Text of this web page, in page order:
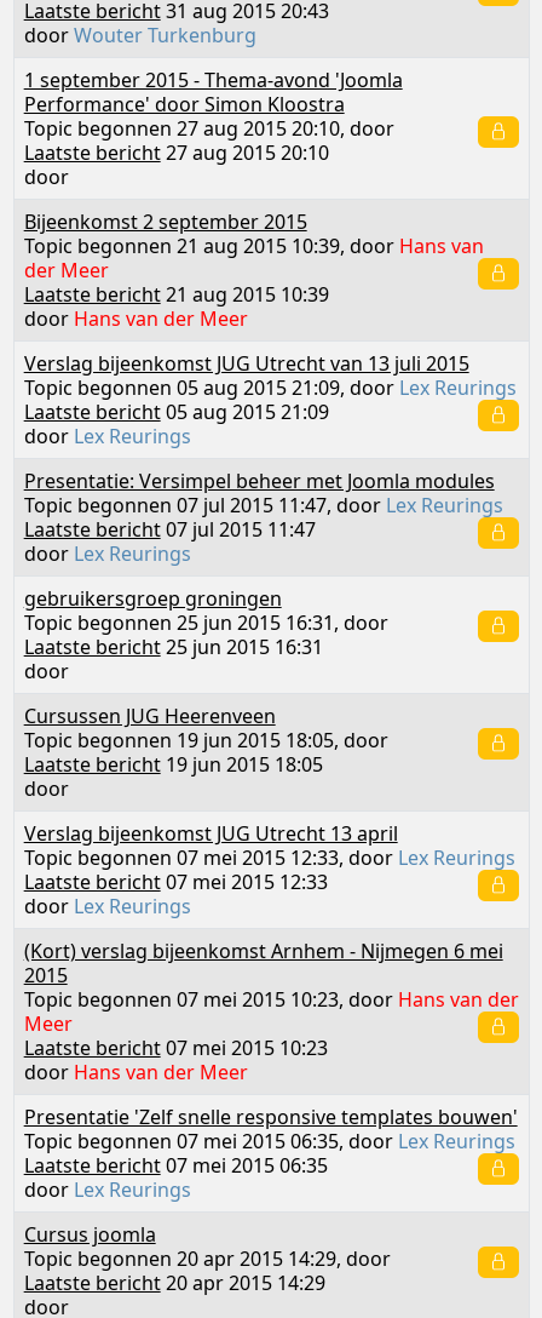
Laatste bericht31 aug 2015 20:43
doorWouter Turkenburg
1 september 2015 - Thema-avond 'Joomla
Performance' door Simon Kloostra
Topic begonnen 27 aug 2015 20:10, door
Laatste bericht27 aug 2015 20:10
door
Bijeenkomst 2 september 2015
Topic begonnen 21 aug 2015 10:39, door Hans van
der Meer
Laatste bericht21 aug 2015 10:39
door Hans van der Meer
Verslag bijeenkomst JUG Utrecht van 13 juli 2015
Topic begonnen 05 aug 2015 21:09, door Lex Reurings
Laatste bericht05 aug 2015 21:09
door Lex Reurings
Presentatie: Versimpel beheer met Joomla modules
Topic begonnen 07 jul 2015 11:47, door Lex Reurings
Laatste bericht07 jul 2015 11:47
door Lex Reurings
gebruikersgroep groningen
Topic begonnen 25 jun 2015 16:31, door
Laatste bericht25 jun 2015 16:31
door
Cursussen JUG Heerenveen
Topic begonnen 19 jun 2015 18:05, door
Laatste bericht19 jun 2015 18:05
door
Verslag bijeenkomst JUG Utrecht 13 april
Topic begonnen 07 mei 2015 12:33, door Lex Reurings
Laatste bericht07 mei 2015 12:33
door Lex Reurings
(Kort) verslag bijeenkomst Arnhem - Nijmegen 6 mei
2015
Topic begonnen 07 mei 2015 10:23, door Hans van der
Meer
Laatste bericht07 mei 2015 10:23
door Hans van der Meer
Presentatie 'Zelf snelle responsive templates bouwen'
Topic begonnen 07 mei 2015 06:35, door Lex Reurings
Laatste bericht07 mei 2015 06:35
door Lex Reurings
Cursus joomla
Topic begonnen 20 apr 2015 14:29, door
Laatste bericht20 apr 2015 14:29
door